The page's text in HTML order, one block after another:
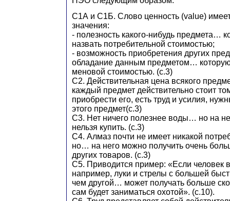
С1А и С1Б. Слово ценность (value)
значения:
- полезность какого-нибудь предмета…
назвать потребительной стоимостью;
- возможность приобретения других
обладание данным предметом…
меновой стоимостью. (с.3)
С2. Действительная цена всякого
каждый предмет действительно стоит
приобрести его, есть труд и усилия,
этого предмет(с.3)
С3. Нет ничего полезнее воды… но на
нельзя купить. (с.3)
С4. Алмаз почти не имеет никакой
но… на него можно получить очень
других товаров. (с.3)
С5. Приводится пример: «Если человек
например, луки и стрелы с большей
чем другой… может получать больше
сам будет заниматься охотой». (с.10).